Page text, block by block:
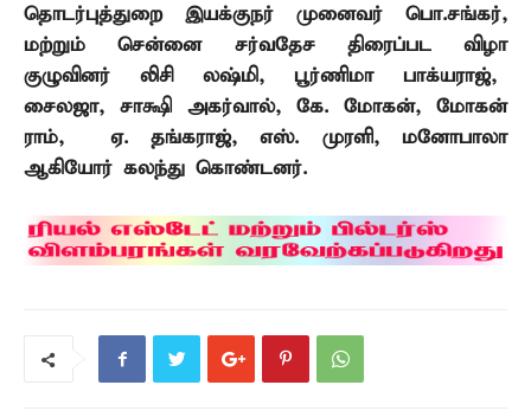
தொடர்புத்துறை இயக்குநர் முனைவர் பொ.சங்கர்,
மற்றும் சென்னை சர்வதேச திரைப்பட விழா
குழுவினர் லிசி லஷ்மி, பூர்ணிமா பாக்யராஜ்,
சைலஜா, சாக்ஷி அகர்வால், கே. மோகன், மோகன்
ராம், ஏ. தங்கராஜ்,எஸ். முரளி, மனோபாலா
ஆகியோர் கலந்து கொண்டனர்.